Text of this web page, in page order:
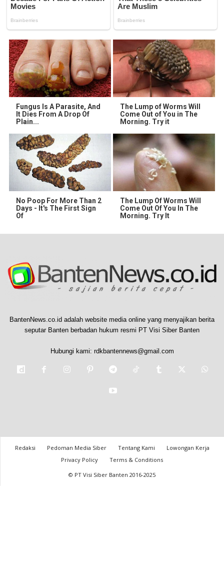
Fungus Is A Parasite, And
It Dies From A Drop Of
Plain...
The Lump of Worms Will
Come Out of You in The
Morning. Try it
No Poop For More Than 2
Days - It's The First Sign
Of
The Lump Of Worms Will
Come Out Of You In The
Morning. Try It
BantenNews.co.id adalah website media online yang menyajikan berita
seputar Banten berbadan hukum resmi PT Visi Siber Banten
Hubungi kami: rdkbantennews@gmail.com
Redaksi Pedoman Media Siber Tentang Kami
Lowongan Kerja
Privacy Policy
Terms & Conditions
© PT Visi Siber Banten 2016-2025